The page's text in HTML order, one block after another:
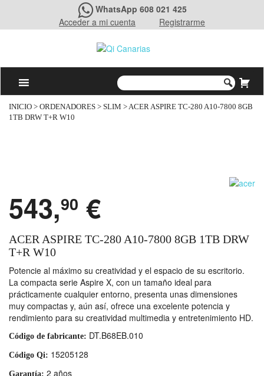
WhatsApp 608 021 425
Acceder a mi cuenta
Registrarme
INICIO > ORDENADORES > SLIM > ACER ASPIRE TC-280 A10-7800 8GB
1TB DRW T+R W10
543,90 €
ACER ASPIRE TC-280 A10-7800 8GB 1TB DRW
T+R W10
Potencie al máximo su creatividad y el espacio de su escritorio.
La compacta serie Aspire X, con un tamaño ideal para
prácticamente cualquier entorno, presenta unas dimensiones
muy compactas y, aún así, ofrece una excelente potencia y
rendimiento para su creatividad multimedia y entretenimiento HD.
Código de fabricante: DT.B68EB.010
Código Qi: 15205128
Garantía: 2 años